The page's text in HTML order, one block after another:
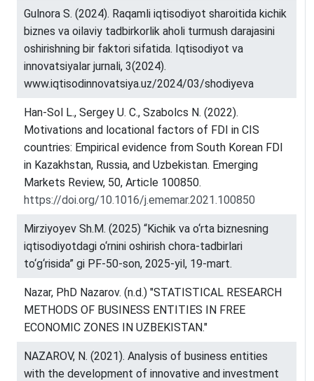
Gulnora S. (2024). Raqamli iqtisodiyot sharoitida kichik
biznes va oilaviy tadbirkorlik aholi turmush darajasini
oshirishning bir faktori sifatida. Iqtisodiyot va
innovatsiyalar jurnali, 3(2024).
www.iqtisodinnovatsiya.uz/2024/03/shodiyeva
Han-Sol L., Sergey U. C., Szabolcs N. (2022).
Motivations and locational factors of FDI in CIS
countries: Empirical evidence from South Korean FDI
in Kazakhstan, Russia, and Uzbekistan. Emerging
Markets Review, 50, Article 100850.
https://doi.org/10.1016/j.ememar.2021.100850
Mirziyoyev Sh.M. (2025) “Kichik va o‘rta biznesning
iqtisodiyotdagi o‘rnini oshirish chora-tadbirlari
to‘g‘risida” gi PF-50-son, 2025-yil, 19-mart.
Nazar, PhD Nazarov. (n.d.) "STATISTICAL RESEARCH
METHODS OF BUSINESS ENTITIES IN FREE
ECONOMIC ZONES IN UZBEKISTAN."
NAZAROV, N. (2021). Analysis of business entities
with the development of innovative and investment